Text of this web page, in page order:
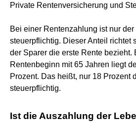
Private Rentenversicherung und
Bei einer Rentenzahlung ist nur der
steuerpflichtig. Dieser Anteil richtet
der Sparer die erste Rente bezieht.
Rentenbeginn mit 65 Jahren liegt
Prozent. Das heißt, nur 18 Prozent
steuerpflichtig.
Ist die Auszahlung der